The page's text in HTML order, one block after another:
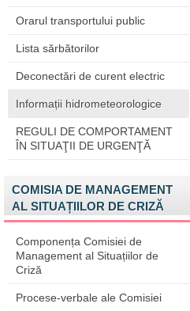
Orarul transportului public
Lista sărbătorilor
Deconectări de curent electric
Informații hidrometeorologice
REGULI DE COMPORTAMENT
ÎN SITUAŢII DE URGENŢĂ
COMISIA DE MANAGEMENT
AL SITUAȚIILOR DE CRIZĂ
Componența Comisiei de
Management al Situațiilor de
Criză
Procese-verbale ale Comisiei